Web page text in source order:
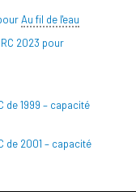
Au fil de l'eau
2023 pour
de 1999 – capacité
de 2001 – capacité